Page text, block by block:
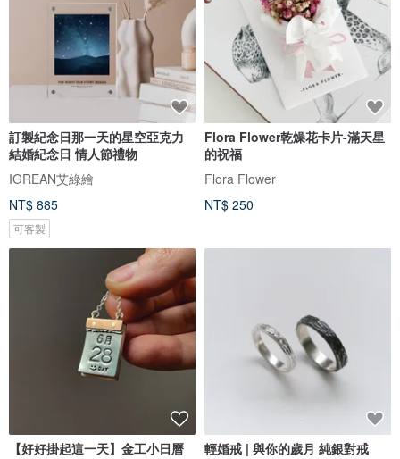
訂製紀念日那一天的星空亞克力
結婚紀念日 情人節禮物
IGREAN艾綠繪
NT$ 885
可客製
Flora Flower乾燥花卡片-滿天星
的祝福
Flora Flower
NT$ 250
【好好掛起這一天】金工小日曆 輕婚戒 | 與你的歲月 純銀對戒